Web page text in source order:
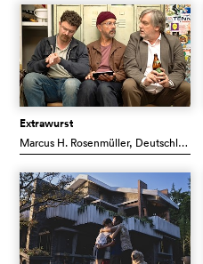
Extrawurst
Marcus H. Rosenmüller, Deutschland